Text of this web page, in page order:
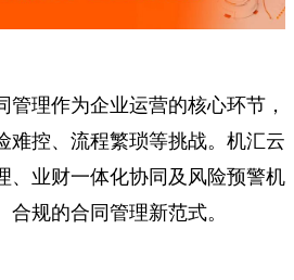
管理作为企业运营的核心环节，
难控、流程繁琐等挑战。机汇云
、业财一体化协同及风险预警机
规的合同管理新范式。